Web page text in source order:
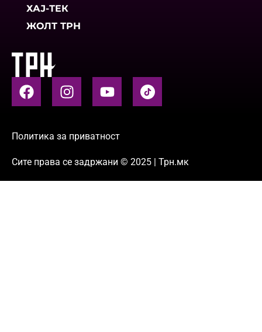
ХАЈ-ТЕК
ЖОЛТ ТРН
Политика за приватност
Сите права се задржани © 2025 | Трн.мк